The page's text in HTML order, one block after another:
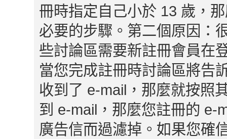
冊時指定自己小於 13 歲，
必要的步驟。第二個原因：
些討論區需要新註冊會員在
當您完成註冊時討論區將告
收到了 e-mail，那麼就按照
到 e-mail，那麼您註冊的 e-
廣告信而過濾掉。如果您確